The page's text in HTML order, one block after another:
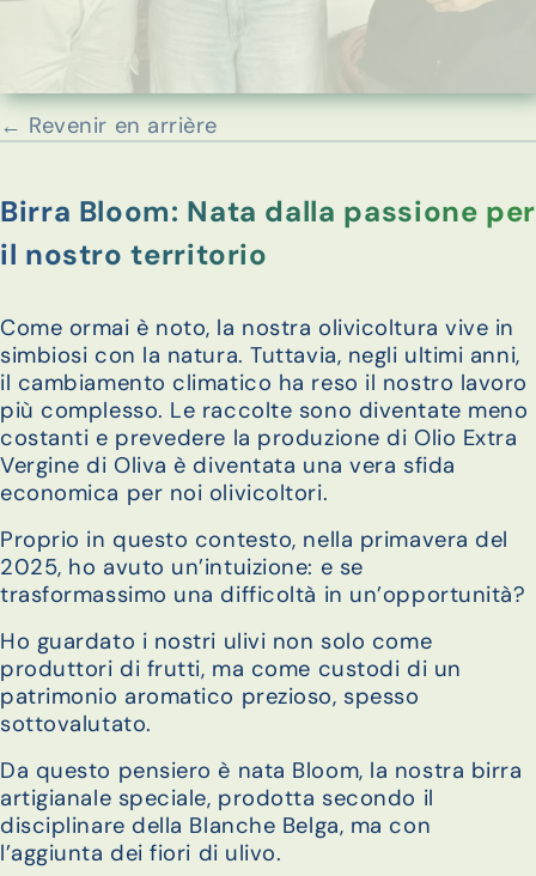
← Revenir en arrière
Birra Bloom: Nata dalla passione per
il nostro territorio
Come ormai è noto, la nostra olivicoltura vive in
simbiosi con la natura. Tuttavia, negli ultimi anni,
il cambiamento climatico ha reso il nostro lavoro
più complesso. Le raccolte sono diventate meno
costanti e prevedere la produzione di Olio Extra
Vergine di Oliva è diventata una vera sfida
economica per noi olivicoltori.
Proprio in questo contesto, nella primavera del
2025, ho avuto un’intuizione: e se
trasformassimo una difficoltà in un’opportunità?
Ho guardato i nostri ulivi non solo come
produttori di frutti, ma come custodi di un
patrimonio aromatico prezioso, spesso
sottovalutato.
Da questo pensiero è nata Bloom, la nostra birra
artigianale speciale, prodotta secondo il
disciplinare della Blanche Belga, ma con
l’aggiunta dei fiori di ulivo.